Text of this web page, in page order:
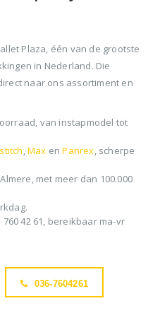
Plaza, één van de grootste
in Nederland. Die
naar ons assortiment en
van instapmodel tot
,Max enPanrex, scherpe
met meer dan 100.000
42 61, bereikbaar ma-vr
036-7604261